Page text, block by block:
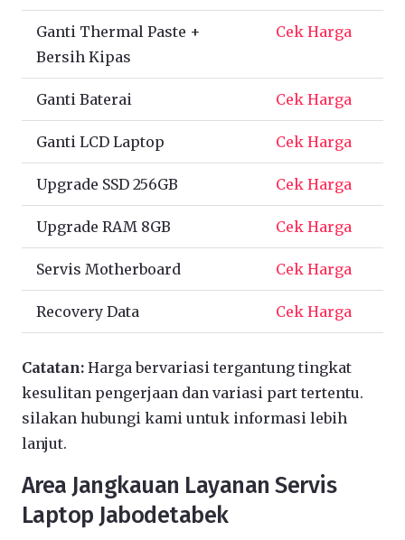
Ganti Thermal Paste +
Bersih Kipas
Cek Harga
Ganti Baterai Cek Harga
Ganti LCD Laptop Cek Harga
Upgrade SSD 256GB Cek Harga
Upgrade RAM 8GB Cek Harga
Servis Motherboard Cek Harga
Recovery Data Cek Harga
Catatan: Harga bervariasi tergantung tingkat
kesulitan pengerjaan dan variasi part tertentu.
silakan hubungi kami untuk informasi lebih
lanjut.
Area Jangkauan Layanan Servis
Laptop Jabodetabek